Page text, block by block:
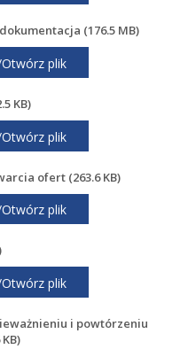
dokumentacja (176.5 MB)
plik
KB)
plik
ofert (263.6 KB)
plik
plik